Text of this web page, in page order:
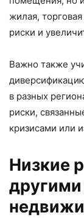
жилая,
риски и
Важно также
в разных
риски,
кризисами или
Низкие